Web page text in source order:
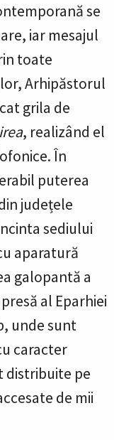
se
iar mesajul
toate
Arhipăstorul
grila de
, realizând el
În
puterea
județele
sediului
aparatură
galopantă a
al Eparhiei
unde sunt
caracter
distribuite pe
de mii